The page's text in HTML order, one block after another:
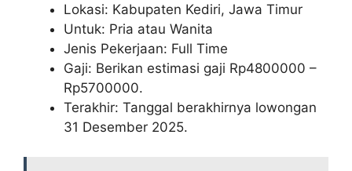
Lokasi: Kabupaten Kediri, Jawa Timur
Untuk: Pria atau Wanita
Jenis Pekerjaan: Full Time
Gaji: Berikan estimasi gaji Rp4800000 –
Rp5700000.
Terakhir: Tanggal berakhirnya lowongan
31 Desember 2025.